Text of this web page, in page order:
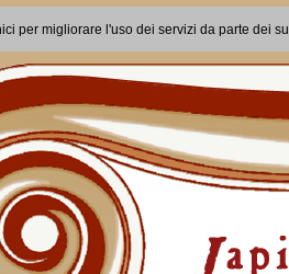
per migliorare l'uso dei servizi da parte dei